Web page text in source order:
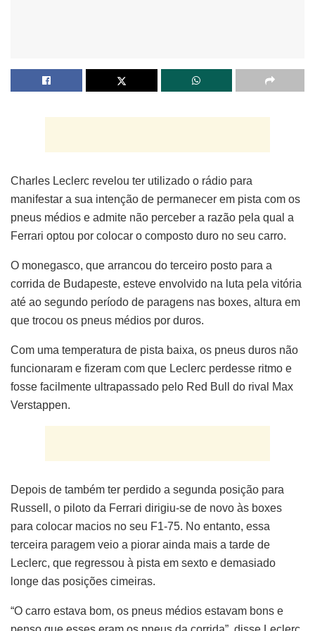
Charles Leclerc revelou ter utilizado o rádio para
manifestar a sua intenção de permanecer em pista com os
pneus médios e admite não perceber a razão pela qual a
Ferrari optou por colocar o composto duro no seu carro.
O monegasco, que arrancou do terceiro posto para a
corrida de Budapeste, esteve envolvido na luta pela vitória
até ao segundo período de paragens nas boxes, altura em
que trocou os pneus médios por duros.
Com uma temperatura de pista baixa, os pneus duros não
funcionaram e fizeram com que Leclerc perdesse ritmo e
fosse facilmente ultrapassado pelo Red Bull do rival Max
Verstappen.
Depois de também ter perdido a segunda posição para
Russell, o piloto da Ferrari dirigiu-se de novo às boxes
para colocar macios no seu F1-75. No entanto, essa
terceira paragem veio a piorar ainda mais a tarde de
Leclerc, que regressou à pista em sexto e demasiado
longe das posições cimeiras.
“O carro estava bom, os pneus médios estavam bons e